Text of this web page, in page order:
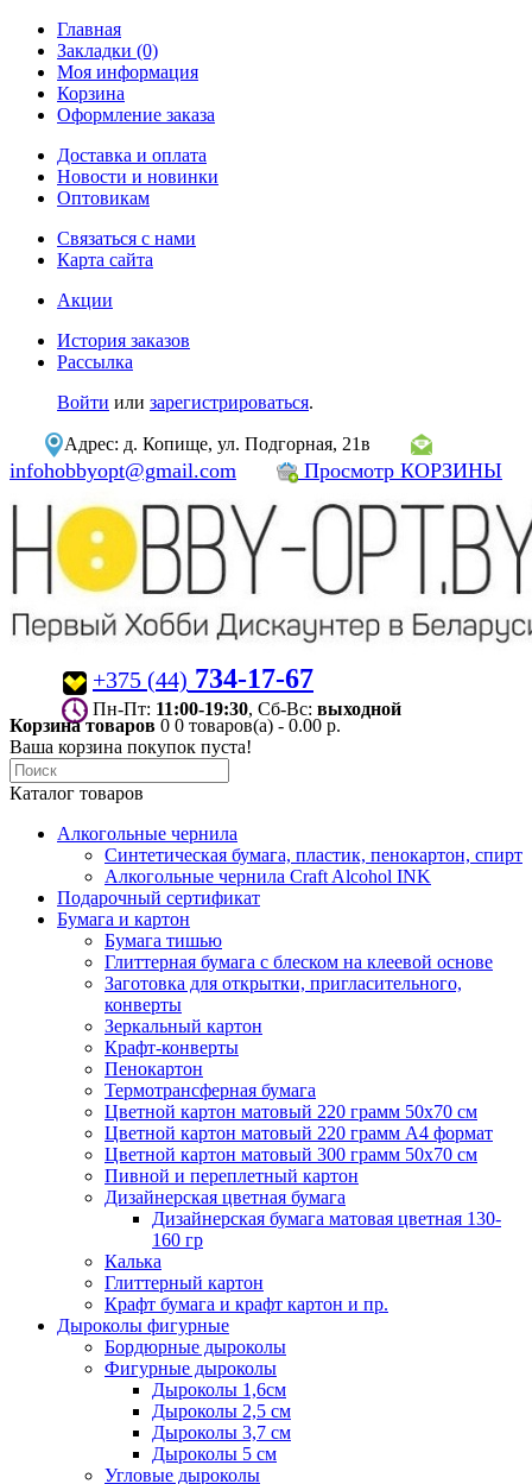
Главная
Закладки (0)
Моя информация
Корзина
Оформление заказа
Доставка и оплата
Новости и новинки
Оптовикам
Связаться с нами
Карта сайта
Акции
История заказов
Рассылка
Войти или зарегистрироваться.
Адрес: д. Копище, ул. Подгорная, 21в
infohobbyopt@gmail.com Просмотр КОРЗИНЫ
+375 (44) 734-17-67
Пн-Пт: 11:00-19:30 , Сб-Вс: выходной
Корзина товаров 0 0 товаров(а) - 0.00 р.
Ваша корзина покупок пуста!
Каталог товаров
Алкогольные чернила
Синтетическая бумага, пластик, пенокартон, спирт
Алкогольные чернила Craft Alcohol INK
Подарочный сертификат
Бумага и картон
Бумага тишью
Глиттерная бумага с блеском на клеевой основе
Заготовка для открытки, пригласительного,
конверты
Зеркальный картон
Крафт-конверты
Пенокартон
Термотрансферная бумага
Цветной картон матовый 220 грамм 50х70 см
Цветной картон матовый 220 грамм A4 формат
Цветной картон матовый 300 грамм 50х70 см
Пивной и переплетный картон
Дизайнерская цветная бумага
Дизайнерская бумага матовая цветная 130-
160 гр
Калька
Глиттерный картон
Крафт бумага и крафт картон и пр.
Дыроколы фигурные
Бордюрные дыроколы
Фигурные дыроколы
Дыроколы 1,6см
Дыроколы 2,5 см
Дыроколы 3,7 см
Дыроколы 5 см
Угловые дыроколы